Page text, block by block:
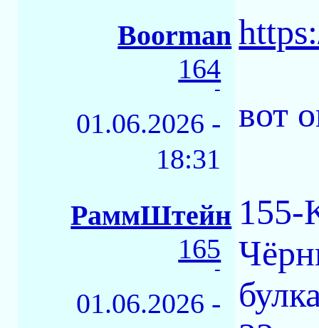
Boorman
164
-
01.06.2026 -
18:31
вот
РаммШтейн
165
-
01.06.2026 -
155-